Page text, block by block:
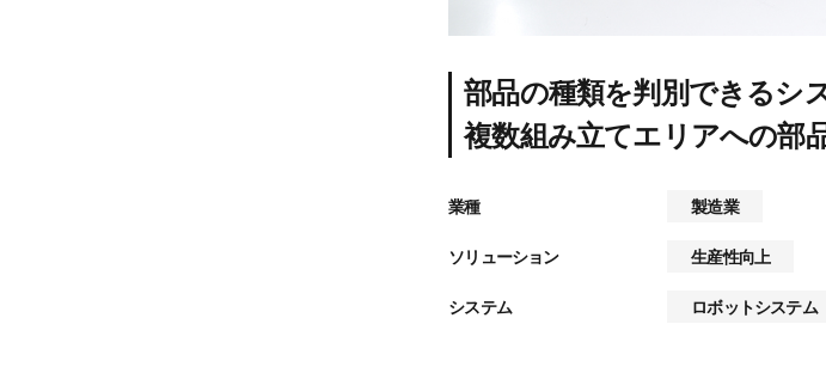
部品の種類を判別できるシ
複数組み立てエリアへの部
業種 製造業
ソリューション 生産性向上
システム ロボットシステム